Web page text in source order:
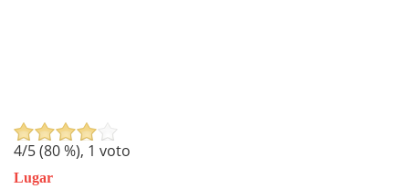
4/5 (80%), 1 voto
Lugar